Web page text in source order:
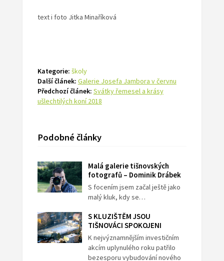
text i foto Jitka Minaříková
Kategorie: školy
Další článek: Galerie Josefa Jambora v červnu
Předchozí článek: Svátky řemesel a krásy
ušlechtilých koní 2018
Podobné články
Malá galerie tišnovských
fotografů – Dominik Drábek
S focením jsem začal ještě jako
malý kluk, kdy se…
S KLUZIŠTĚM JSOU
TIŠNOVÁCI SPOKOJENI
K nejvýznamnějším investičním
akcím uplynulého roku patřilo
bezesporu vybudování nového